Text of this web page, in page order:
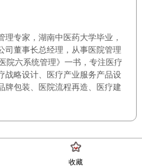
理专家，湖南中医药大学毕业，
司董事长总经理，从事医院管理
院六系统管理》一书，专注医疗
战略设计、医疗产业服务产品设
牌包装、医院流程再造、医疗建
收藏